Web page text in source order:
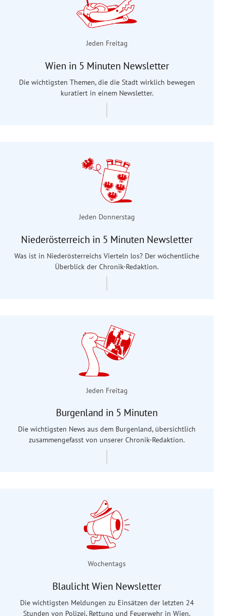
Jeden Freitag
Wien in 5 Minuten Newsletter
Die wichtigsten Themen, die die Stadt wirklich bewegen
kuratiert in einem Newsletter.
Jeden Donnerstag
Niederösterreich in 5 Minuten Newsletter
Was ist in Niederösterreichs Vierteln los? Der wöchentliche
Überblick der Chronik-Redaktion.
Jeden Freitag
Burgenland in 5 Minuten
Die wichtigsten News aus dem Burgenland, übersichtlich
zusammengefasst von unserer Chronik-Redaktion.
Wochentags
Blaulicht Wien Newsletter
Die wichtigsten Meldungen zu Einsätzen der letzten 24
Stunden von Polizei, Rettung und Feuerwehr in Wien.